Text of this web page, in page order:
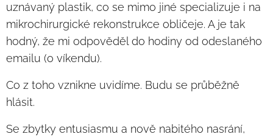
uznávaný plastik, co se mimo jiné specializuje i na
mikrochirurgické rekonstrukce obličeje. A je tak
hodný, že mi odpověděl do hodiny od odeslaného
emailu (o víkendu).
Co z toho vznikne uvidíme. Budu se průběžně
hlásit.
Se zbytky entusiasmu a nově nabitého nasrání,